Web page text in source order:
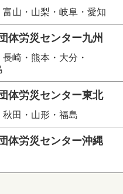
山・山梨・岐阜・愛知
体労災センター九州
崎・熊本・大分・
体労災センター東北
田・山形・福島
体労災センター沖縄